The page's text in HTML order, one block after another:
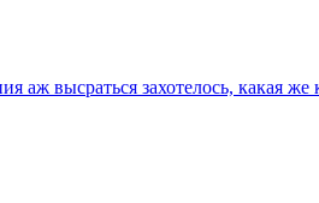
аж высраться захотелось, какая же